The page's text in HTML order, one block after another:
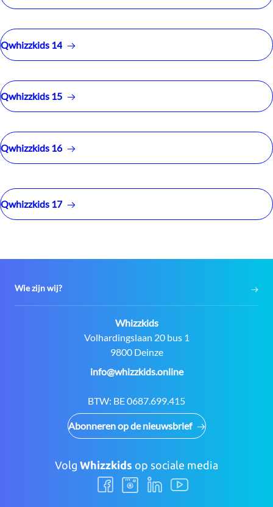
Qwhizzkids 14
Qwhizzkids 15
Qwhizzkids 16
Qwhizzkids 17
Wie zijn wij?
Contact:
Whizzkids
Adres:
Volhardingslaan 20 bus 1
9800 Deinze
E-
info@whizzkids.online
BTW: BE 0687.699.415
Abonneren op de nieuwsbrief
Volg Whizzkids op sociale media
Volg
ons
Volg
ons
Volg
ons
Volg
ons